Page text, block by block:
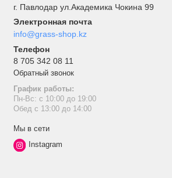
г. Павлодар ул.Академика Чокина 99
Электронная почта
info@grass-shop.kz
Телефон
8 705 342 08 11
Обратный звонок
График работы:
Пн-Вс: с 10:00 до 19:00
Обед с 13:00 до 14:00
Мы в сети
Instagram